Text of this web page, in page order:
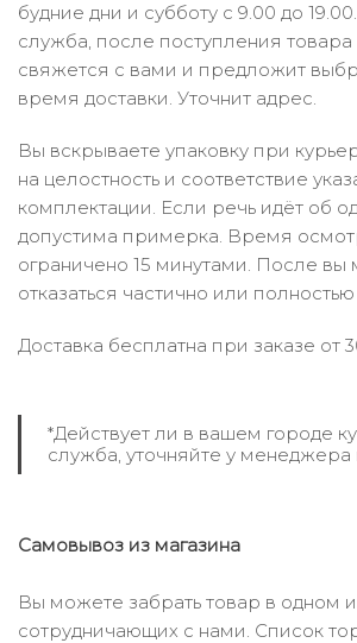
будние дни и субботу с 9.00 до
служба, после поступления товара
свяжется с вами и предложит
время доставки. Уточнит адрес.
Вы вскрываете упаковку при
на целостность и соответствие
комплектации. Если речь идёт об
допустима примерка. Время
ограничено 15 минутами. После вы
отказаться частично или
Доставка бесплатна при заказе от
*Действует ли в вашем городе
служба, уточняйте у менеджера
Самовывоз из магазина
Вы можете забрать товар в одном
сотрудничающих с нами. Список